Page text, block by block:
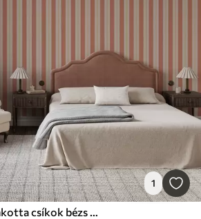
1
Falvédő Világos terrakotta csíkok bézs színű hangsúlyokkal